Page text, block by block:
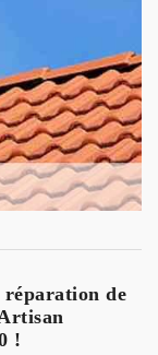
réparation de
!